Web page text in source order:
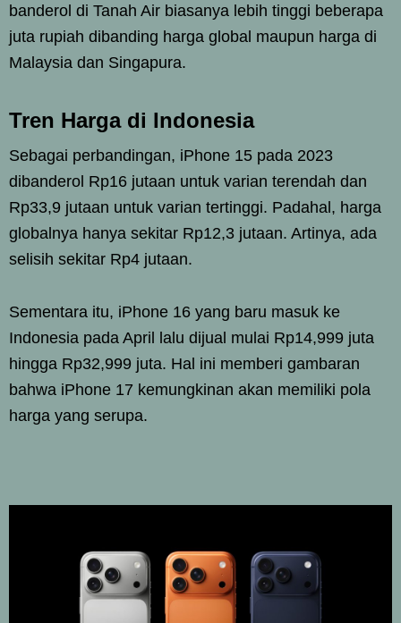
banderol di Tanah Air biasanya lebih tinggi beberapa
juta rupiah dibanding harga global maupun harga di
Malaysia dan Singapura.
Tren Harga di Indonesia
Sebagai perbandingan, iPhone 15 pada 2023
dibanderol Rp16 jutaan untuk varian terendah dan
Rp33,9 jutaan untuk varian tertinggi. Padahal, harga
globalnya hanya sekitar Rp12,3 jutaan. Artinya, ada
selisih sekitar Rp4 jutaan.
Sementara itu, iPhone 16 yang baru masuk ke
Indonesia pada April lalu dijual mulai Rp14,999 juta
hingga Rp32,999 juta. Hal ini memberi gambaran
bahwa iPhone 17 kemungkinan akan memiliki pola
harga yang serupa.